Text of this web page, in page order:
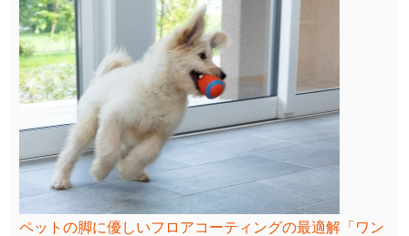
ペットの脚に優しいフロアコーティングの最適解「ワン